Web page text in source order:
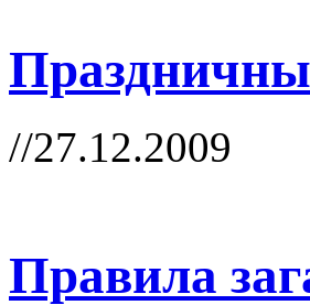
//27.12.2009
Правила